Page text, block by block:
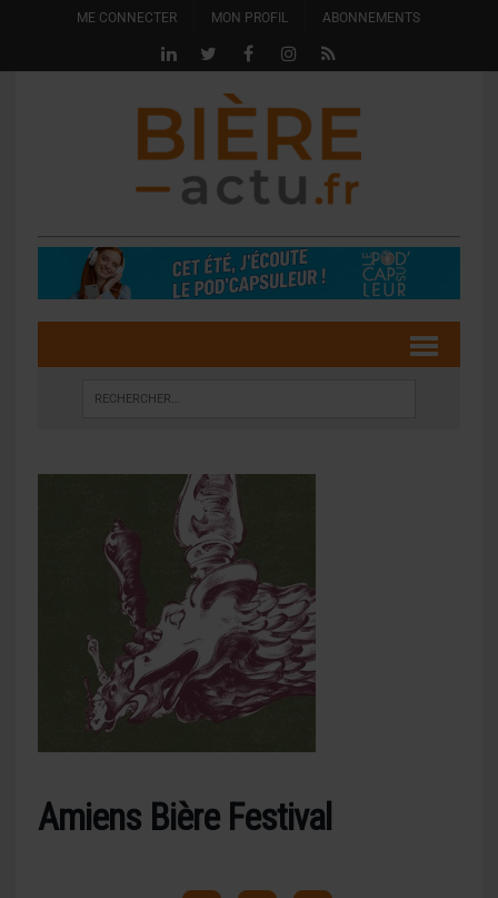
ME CONNECTER MON PROFIL ABONNEMENTS
Amiens Bière Festival